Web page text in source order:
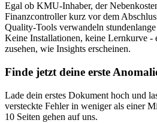
Egal ob KMU-Inhaber, der
Finanzcontroller kurz vor dem
Quality-Tools verwandeln
Keine Installationen, keine Lernkurve -
zusehen, wie Insights erscheinen.
Finde jetzt deine erste
Lade dein erstes Dokument hoch und
versteckte Fehler in weniger als einer
10 Seiten gehen auf uns.